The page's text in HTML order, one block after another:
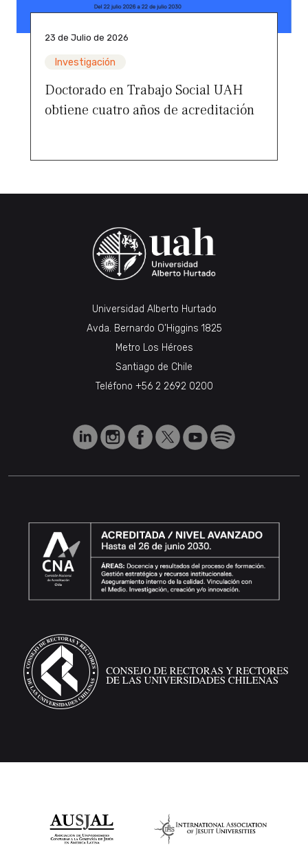
23 de Julio de 2026
Investigación
Doctorado en Trabajo Social UAH
obtiene cuatro años de acreditación
Universidad Alberto Hurtado
Avda. Bernardo O’Higgins 1825
Metro Los Héroes
Santiago de Chile
Teléfono +56 2 2692 0200